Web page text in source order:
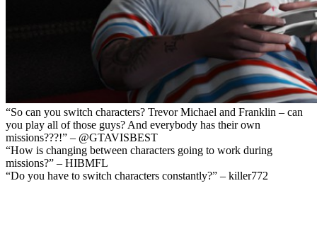
“So can you switch characters? Trevor Michael and Franklin – can
you play all of those guys? And everybody has their own
missions???!” – @GTAVISBEST
“How is changing between characters going to work during
missions?” – HIBMFL
“Do you have to switch characters constantly?” – killer772